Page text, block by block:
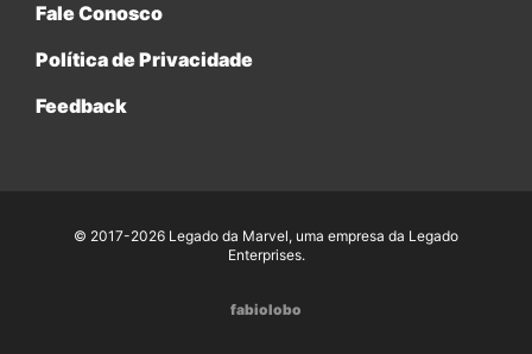
Fale Conosco
Política de Privacidade
Feedback
© 2017-2026 Legado da Marvel, uma empresa da Legado
Enterprises.
fabiolobo